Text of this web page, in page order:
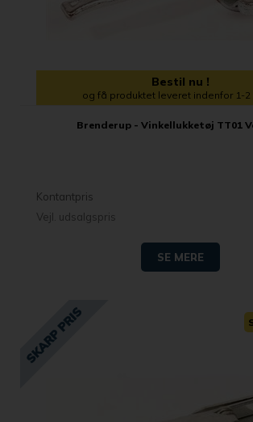
Bestil nu !
og få produktet leveret indenfor 1-
Brenderup - Vinkellukketøj TT01
Kontantpris
Vejl. udsalgspris
SE MERE